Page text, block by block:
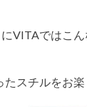
VITAではこ
スチルをお楽